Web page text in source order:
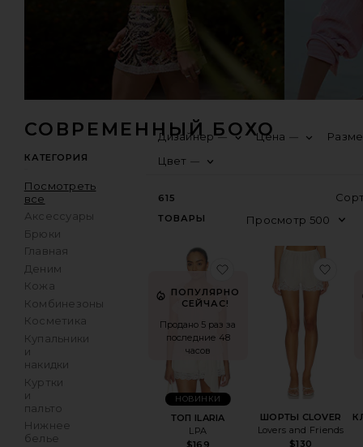
СОВРЕМЕННЫЙ БОХО
КАТЕГОРИЯ
Посмотреть
все
Аксессуары
Брюки
Главная
Деним
Кожа
Комбинезоны
Косметика
Купальники
и
накидки
Куртки
и
пальто
Нижнее
белье
Дизайнер—
Цена —
Цвет —
615
ТОВАРЫ
ПОПУЛЯРНО
СЕЙЧАС!
Продано 5 раз за
последние 48
часов
ТОП ILARIA
LPA
$169
НОВИНКИ
избранноеТОП ILARIA
ШОРТЫ CLOVER
Lovers and Friends
$130